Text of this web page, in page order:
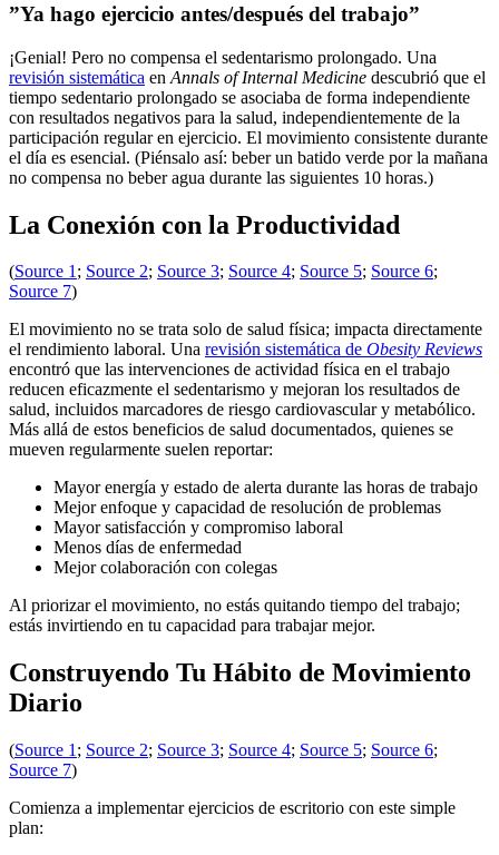
”Ya hago ejercicio antes/después del trabajo”
¡Genial! Pero no compensa el sedentarismo prolongado. Una
revisión sistemática en Annals of Internal Medicine descubrió que el
tiempo sedentario prolongado se asociaba de forma independiente
con resultados negativos para la salud, independientemente de la
participación regular en ejercicio. El movimiento consistente durante
el día es esencial. (Piénsalo así: beber un batido verde por la mañana
no compensa no beber agua durante las siguientes 10 horas.)
La Conexión con la Productividad
(Source 1; Source 2; Source 3; Source 4; Source 5; Source 6;
Source 7)
El movimiento no se trata solo de salud física; impacta directamente
el rendimiento laboral. Una revisión sistemática de Obesity Reviews
encontró que las intervenciones de actividad física en el trabajo
reducen eficazmente el sedentarismo y mejoran los resultados de
salud, incluidos marcadores de riesgo cardiovascular y metabólico.
Más allá de estos beneficios de salud documentados, quienes se
mueven regularmente suelen reportar:
Mayor energía y estado de alerta durante las horas de trabajo
Mejor enfoque y capacidad de resolución de problemas
Mayor satisfacción y compromiso laboral
Menos días de enfermedad
Mejor colaboración con colegas
Al priorizar el movimiento, no estás quitando tiempo del trabajo;
estás invirtiendo en tu capacidad para trabajar mejor.
Construyendo Tu Hábito de Movimiento
Diario
(Source 1 ; Source 2; Source 3; Source 4; Source 5; Source 6;
Source 7)
Comienza a implementar ejercicios de escritorio con este simple
plan: